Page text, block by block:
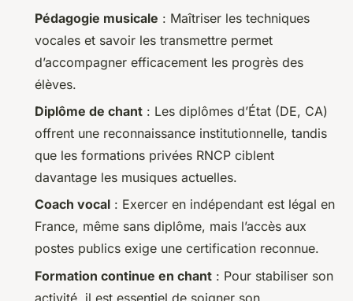
Pédagogie musicale : Maîtriser les techniques
vocales et savoir les transmettre permet
d’accompagner efficacement les progrès des
élèves.
Diplôme de chant : Les diplômes d’État (DE, CA)
offrent une reconnaissance institutionnelle, tandis
que les formations privées RNCP ciblent
davantage les musiques actuelles.
Coach vocal : Exercer en indépendant est légal en
France, même sans diplôme, mais l’accès aux
postes publics exige une certification reconnue.
Formation continue en chant : Pour stabiliser son
activité, il est essentiel de soigner son